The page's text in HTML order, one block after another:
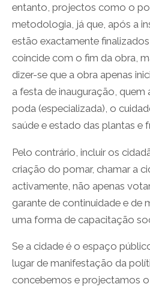
entanto, projectos como o
metodologia, já que, após a
estão exactamente
coincide com o fim da obra,
dizer-se que a obra apenas
a festa de inauguração, quem
poda (especializada), o
saúde e estado das plantas e
Pelo contrário, incluir os
criação do pomar, chamar a
activamente, não apenas
garante de continuidade e de
uma forma de capacitação
Se a cidade é o espaço
lugar de manifestação da
concebemos e projectamos